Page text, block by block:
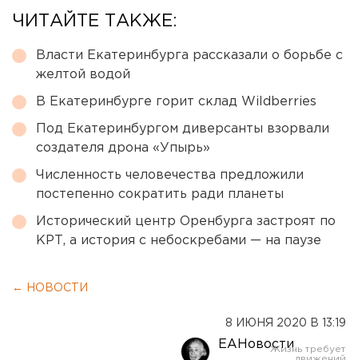
ЧИТАЙТЕ ТАКЖЕ:
Власти Екатеринбурга рассказали о борьбе с
желтой водой
В Екатеринбурге горит склад Wildberries
Под Екатеринбургом диверсанты взорвали
создателя дрона «Упырь»
Численность человечества предложили
постепенно сократить ради планеты
Исторический центр Оренбурга застроят по
КРТ, а история с небоскребами — на паузе
← НОВОСТИ
8 ИЮНЯ 2020 В 13:19
ЕАНовости